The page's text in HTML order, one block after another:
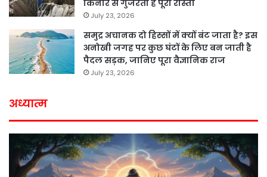
किनारे से गुजरता है पूरा रास्ता
July 23, 2026
समुद्र अचानक दो हिस्सों में क्यों बंट जाता है? इस
अनोखी जगह पर कुछ घंटों के लिए बन जाती है
पैदल सड़क, जानिए पूरा वैज्ञानिक राज
July 23, 2026
अध्यात्म